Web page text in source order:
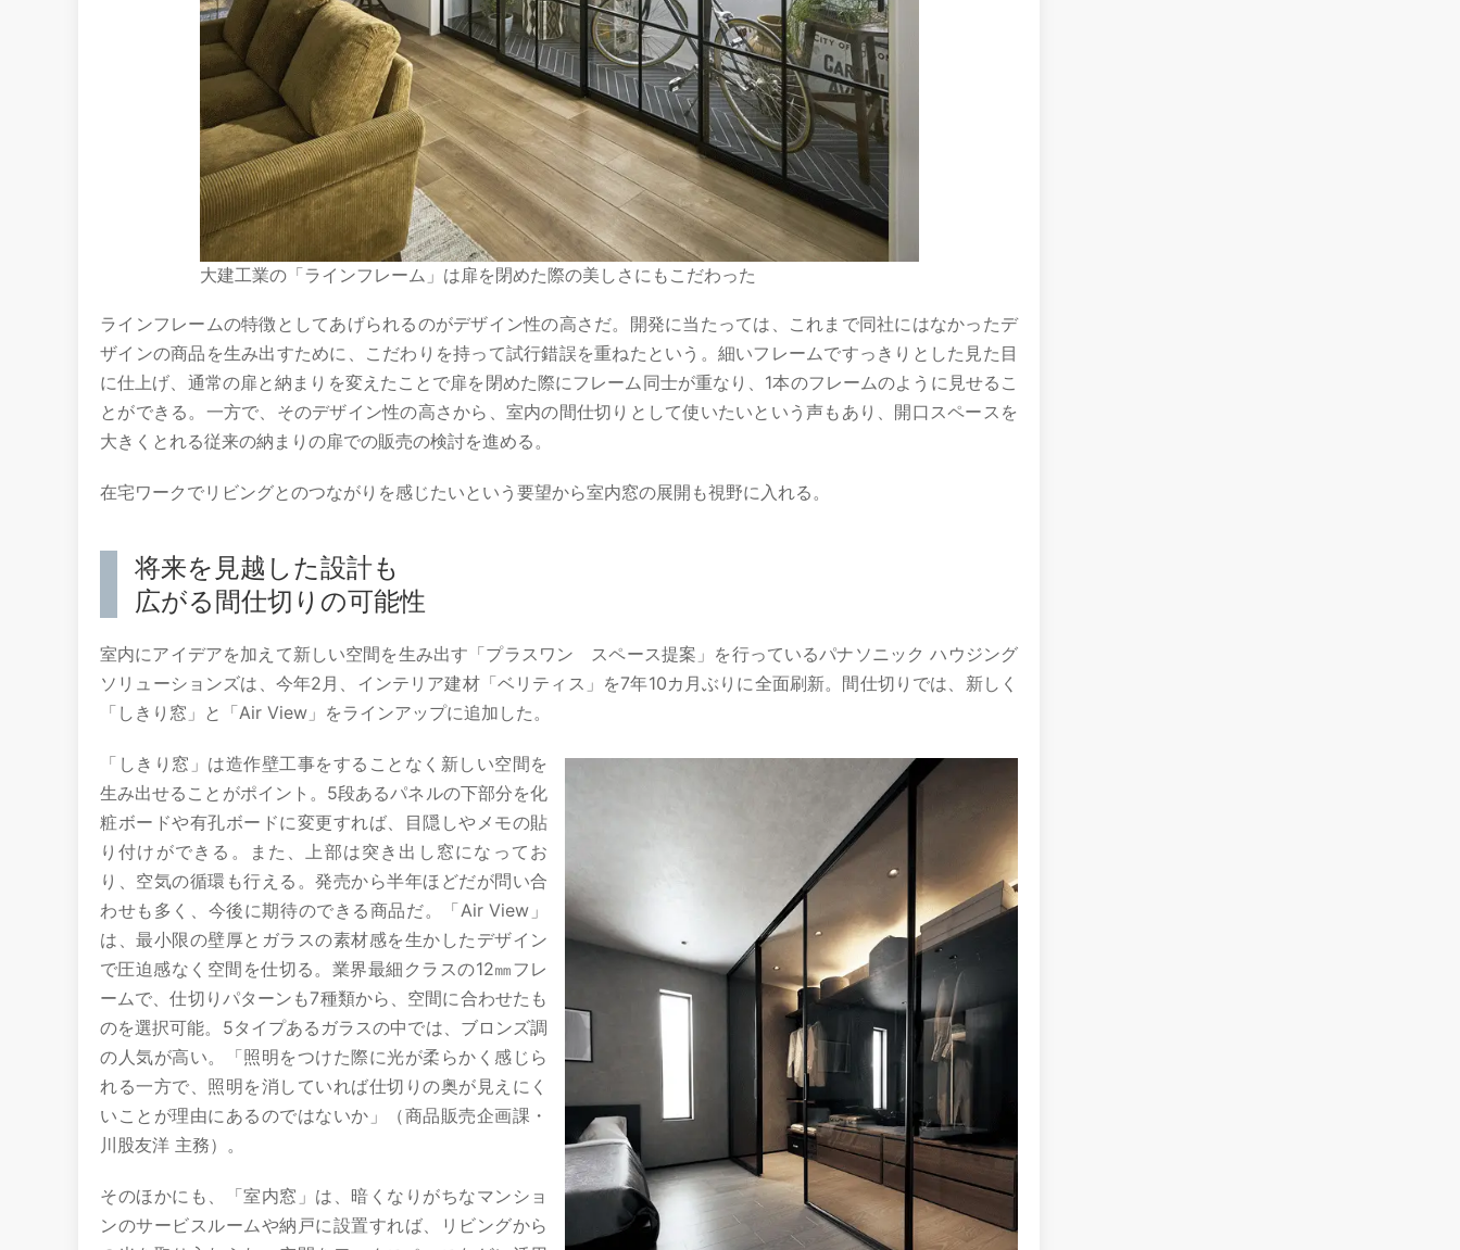
大建工業の「ラインフレーム」は扉を閉めた際の美しさにもこだわった
ラインフレームの特徴としてあげられるのがデザイン性の高さだ。開発に当たっては、これまで同社にはなかったデ
ザインの商品を生み出すために、こだわりを持って試行錯誤を重ねたという。細いフレームですっきりとした見た目
に仕上げ、通常の扉と納まりを変えたことで扉を閉めた際にフレーム同士が重なり、1本のフレームのように見せるこ
とができる。一方で、そのデザイン性の高さから、室内の間仕切りとして使いたいという声もあり、開口スペースを
大きくとれる従来の納まりの扉での販売の検討を進める。
在宅ワークでリビングとのつながりを感じたいという要望から室内窓の展開も視野に入れる。
将来を見越した設計も
広がる間仕切りの可能性
室内にアイデアを加えて新しい空間を生み出す「プラスワン スペース提案」を行っているパナソニック ハウジング
ソリューションズは、今年2月、インテリア建材「ベリティス」を7年10カ月ぶりに全面刷新。間仕切りでは、新しく
「しきり窓」と「Air View」をラインアップに追加した。
「しきり窓」は造作壁工事をすることなく新しい空間を
生み出せることがポイント。5段あるパネルの下部分を化
粧ボードや有孔ボードに変更すれば、目隠しやメモの貼
り付けができる。また、上部は突き出し窓になってお
り、空気の循環も行える。発売から半年ほどだが問い合
わせも多く、今後に期待のできる商品だ。「Air View」
は、最小限の壁厚とガラスの素材感を生かしたデザイン
で圧迫感なく空間を仕切る。業界最細クラスの12㎜フレ
ームで、仕切りパターンも7種類から、空間に合わせたも
のを選択可能。5タイプあるガラスの中では、ブロンズ調
の人気が高い。「照明をつけた際に光が柔らかく感じら
れる一方で、照明を消していれば仕切りの奥が見えにく
いことが理由にあるのではないか」（商品販売企画課・
川股友洋 主務）。
そのほかにも、「室内窓」は、暗くなりがちなマンショ
ンのサービスルームや納戸に設置すれば、リビングから